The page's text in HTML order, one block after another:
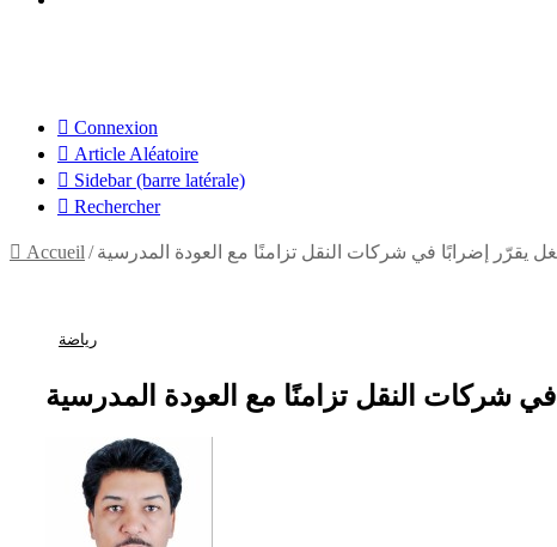
Connexion
Article Aléatoire
Sidebar (barre latérale)
Rechercher
Accueil / يقرّر إضرابًا في شركات النقل تزامنًا مع العودة المدرسية
رياضة
في شركات النقل تزامنًا مع العودة المدرسية